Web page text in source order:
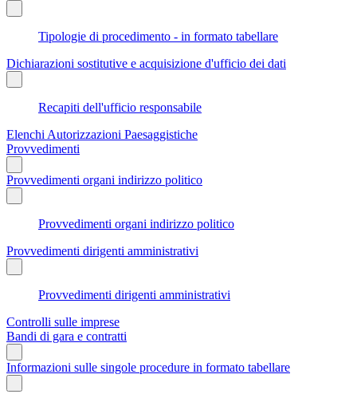
Tipologie di procedimento - in formato tabellare
Dichiarazioni sostitutive e acquisizione d'ufficio dei dati
Recapiti dell'ufficio responsabile
Elenchi Autorizzazioni Paesaggistiche
Provvedimenti
Provvedimenti organi indirizzo politico
Provvedimenti organi indirizzo politico
Provvedimenti dirigenti amministrativi
Provvedimenti dirigenti amministrativi
Controlli sulle imprese
Bandi di gara e contratti
Informazioni sulle singole procedure in formato tabellare